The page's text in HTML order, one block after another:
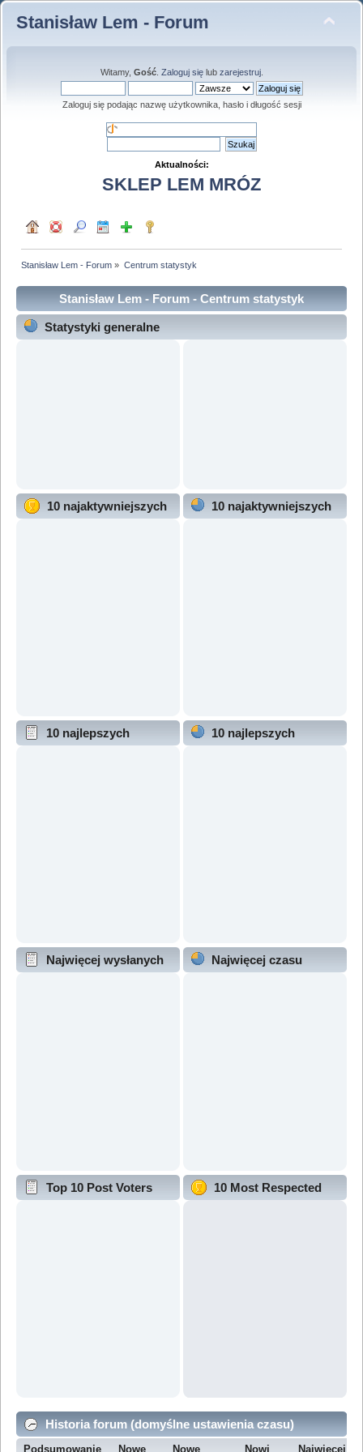
Stanisław Lem - Forum
Witamy, Gość. Zaloguj sięlub zarejestruj.
Zaloguj się podając nazwę użytkownika, hasło i długość sesji
Aktualności:
SKLEP LEM MRÓZ
Stanisław Lem - Forum » Centrum statystyk
Stanisław Lem - Forum - Centrum statystyk
Statystyki generalne
10 najaktywniejszych
10 najaktywniejszych
10 najlepszych
10 najlepszych
Najwięcej wysłanych
Najwięcej czasu
Top 10 Post Voters 10 Most Respected
Historia forum (domyślne ustawienia czasu)
Podsumowanie Nowe Nowe Nowi Najwięcej